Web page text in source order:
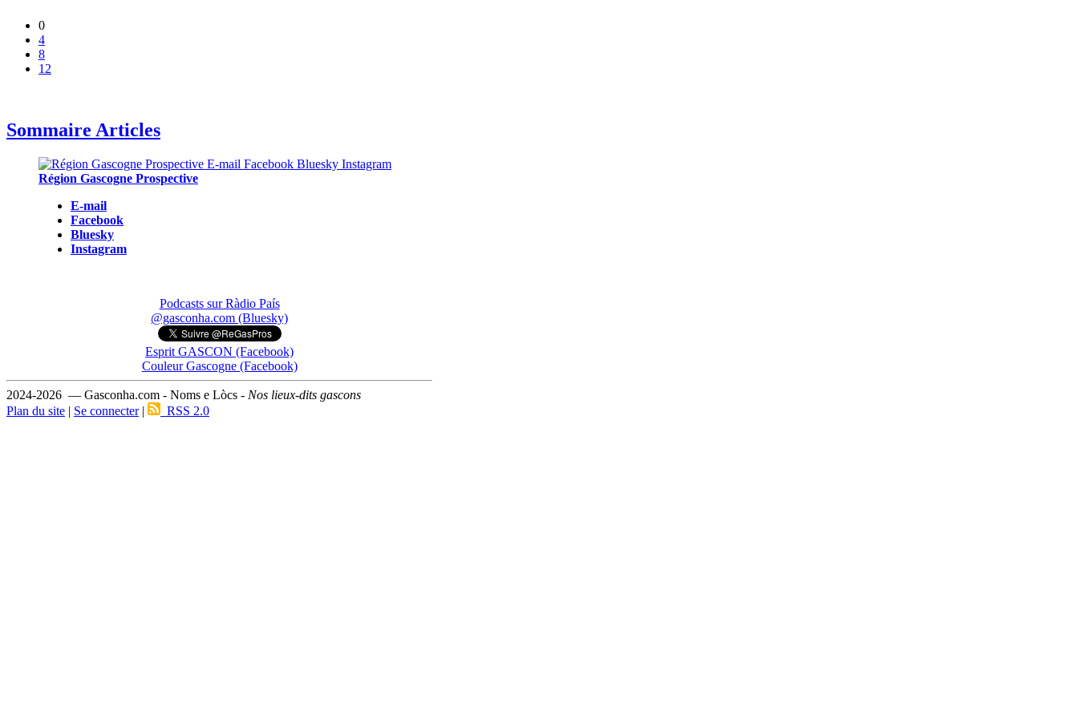
0
4
8
12
Sommaire Articles
Région Gascogne Prospective
E-mail
Facebook
Bluesky
Instagram
Podcasts sur Ràdio País
@gasconha.com (Bluesky)
Esprit GASCON (Facebook)
Couleur Gascogne (Facebook)
2024-2026 — Gasconha.com - Noms e Lòcs - Nos lieux-dits gascons
Plan du site | Se connecter| RSS 2.0